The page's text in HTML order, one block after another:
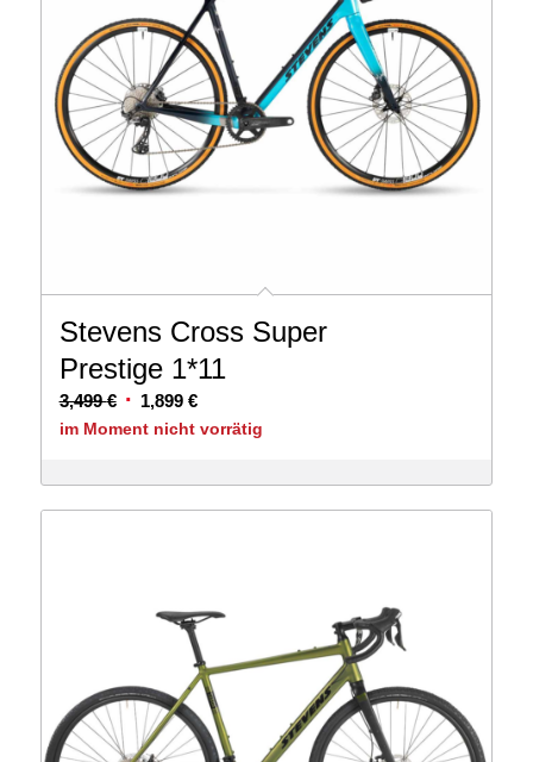
Stevens Cross Super
Prestige 1*11
3,499€ Ursprünglicher
Preis
3,499 €
1,899 €Aktueller
Preis
1,899 €.
im Moment nicht vorrätig